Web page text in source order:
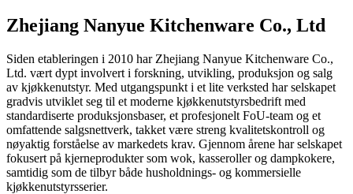
Zhejiang Nanyue Kitchenware Co., Ltd
Siden etableringen i 2010 har Zhejiang Nanyue Kitchenware Co.,
Ltd. vært dypt involvert i forskning, utvikling, produksjon og salg
av kjøkkenutstyr. Med utgangspunkt i et lite verksted har selskapet
gradvis utviklet seg til et moderne kjøkkenutstyrsbedrift med
standardiserte produksjonsbaser, et profesjonelt FoU-team og et
omfattende salgsnettverk, takket være streng kvalitetskontroll og
nøyaktig forståelse av markedets krav. Gjennom årene har selskapet
fokusert på kjerneprodukter som wok, kasseroller og dampkokere,
samtidig som de tilbyr både husholdnings- og kommersielle
kjøkkenutstyrsserier.